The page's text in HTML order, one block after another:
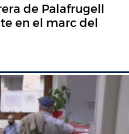
de Palafrugell
en el marc del